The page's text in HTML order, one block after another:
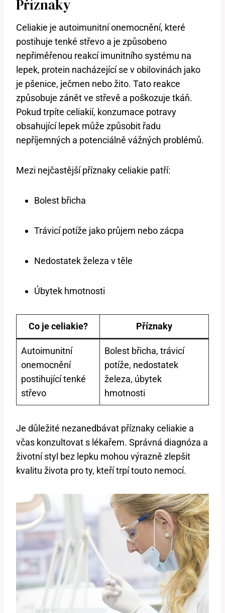
Příznaky
Celiakie je autoimunitní onemocnění, které
postihuje tenké střevo a je způsobeno
nepřiměřenou reakcí imunitního systému na
lepek, protein nacházející se v obilovinách jako
je pšenice, ječmen nebo žito. Tato reakce
způsobuje zánět ve střevě a poškozuje tkáň.
Pokud trpíte celiakií, konzumace potravy
obsahující lepek může způsobit řadu
nepříjemných a potenciálně vážných problémů.
Mezi nejčastější příznaky celiakie patří:
Bolest břicha
Trávicí potíže jako průjem nebo zácpa
Nedostatek železa v těle
Úbytek hmotnosti
Co je celiakie? Příznaky
Autoimunitní
onemocnění
postihující tenké
střevo
Bolest břicha, trávicí
potíže, nedostatek
železa, úbytek
hmotnosti
Je důležité nezanedbávat příznaky celiakie a
včas konzultovat s lékařem. Správná diagnóza a
životní styl bez lepku mohou výrazně zlepšit
kvalitu života pro ty, kteří trpí touto nemocí.